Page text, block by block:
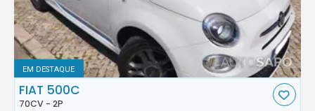
EM DESTAQUE
FIAT 500C
70CV - 2P